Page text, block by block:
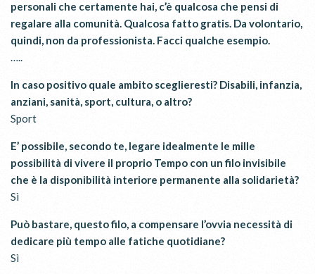
personali che certamente hai, c’è qualcosa che pensi di
regalare alla comunità. Qualcosa fatto gratis. Da volontario,
quindi, non da professionista. Facci qualche esempio.
…..
In caso positivo quale ambito sceglieresti? Disabili, infanzia,
anziani, sanità, sport, cultura, o altro?
Sport
E’ possibile, secondo te, legare idealmente le mille
possibilità di vivere il proprio Tempo con un filo invisibile
che è la disponibilità interiore permanente alla solidarietà?
Sì
Può bastare, questo filo, a compensare l’ovvia necessità di
dedicare più tempo alle fatiche quotidiane?
Sì